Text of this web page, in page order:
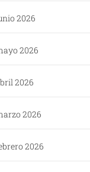
2026
2026
2026
2026
2026